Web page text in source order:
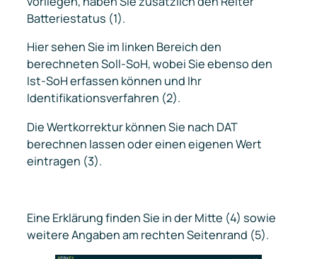
Batteriestatus (1).
Hier sehen Sie im linken Bereich den
berechneten Soll-SoH, wobei Sie ebenso den
Ist-SoH erfassen können und Ihr
Identifikationsverfahren (2).
Die Wertkorrektur können Sie nach DAT
berechnen lassen oder einen eigenen Wert
eintragen (3).
Eine Erklärung finden Sie in der Mitte (4) sowie
weitere Angaben am rechten Seitenrand (5).